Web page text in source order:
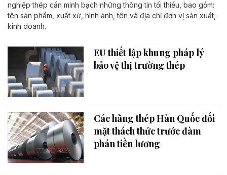
nghiệp thép cần minh bạch những thông tin tối thiểu, bao gồm:
tên sản phẩm, xuất xứ, hình ảnh, tên và địa chỉ đơn vị sản xuất,
kinh doanh.
EU thiết lập khung pháp lý
bảo vệ thị trường thép
Các hãng thép Hàn Quốc đối
mặt thách thức trước đàm
phán tiền lương